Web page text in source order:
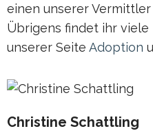
einen unserer
Übrigens findet ihr
unserer Seite Adoption
Christine Schattling